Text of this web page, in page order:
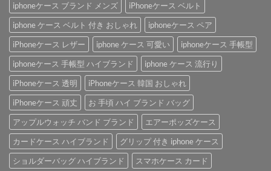
iphoneケース ブランド メンズ
iPhoneケース ベルト
iphone ケース ベルト 付き おしゃれ
iphoneケース ペア
iPhoneケース レザー
iphone ケース 可愛い
iphoneケース 手帳型
iphoneケース 手帳型 ハイブランド
iphone ケース 流行り
iPhoneケース 透明
iPhoneケース 韓国 おしゃれ
iPhoneケース 頑丈
お 手頃 ハイ ブランド バッグ
アップルウォッチ バンド ブランド
エアーポッズケース
カードケース ハイブランド
グリップ 付き iphone ケース
ショルダーバッグ ハイブランド
スマホケース カード